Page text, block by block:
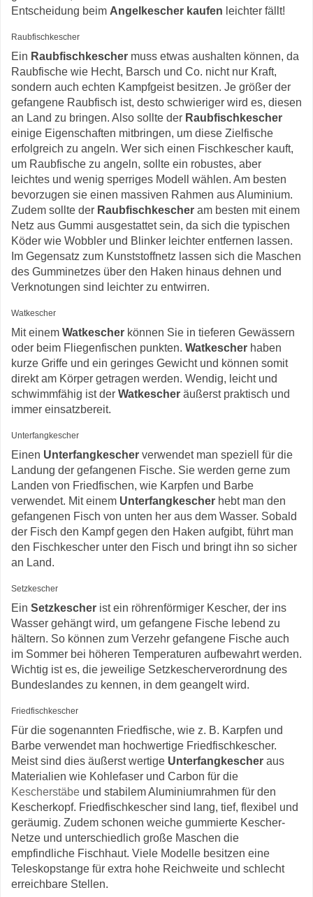
Entscheidung beim Angelkescher kaufen leichter fällt!
Raubfischkescher
Ein Raubfischkescher muss etwas aushalten können, da
Raubfische wie Hecht, Barsch und Co. nicht nur Kraft,
sondern auch echten Kampfgeist besitzen. Je größer der
gefangene Raubfisch ist, desto schwieriger wird es, diesen
an Land zu bringen. Also sollte der Raubfischkescher
einige Eigenschaften mitbringen, um diese Zielfische
erfolgreich zu angeln. Wer sich einen Fischkescher kauft,
um Raubfische zu angeln, sollte ein robustes, aber
leichtes und wenig sperriges Modell wählen. Am besten
bevorzugen sie einen massiven Rahmen aus Aluminium.
Zudem sollte der Raubfischkescher am besten mit einem
Netz aus Gummi ausgestattet sein, da sich die typischen
Köder wie Wobbler und Blinker leichter entfernen lassen.
Im Gegensatz zum Kunststoffnetz lassen sich die Maschen
des Gumminetzes über den Haken hinaus dehnen und
Verknotungen sind leichter zu entwirren.
Watkescher
Mit einem Watkescher können Sie in tieferen Gewässern
oder beim Fliegenfischen punkten. Watkescher haben
kurze Griffe und ein geringes Gewicht und können somit
direkt am Körper getragen werden. Wendig, leicht und
schwimmfähig ist der Watkescher äußerst praktisch und
immer einsatzbereit.
Unterfangkescher
Einen Unterfangkescher verwendet man speziell für die
Landung der gefangenen Fische. Sie werden gerne zum
Landen von Friedfischen, wie Karpfen und Barbe
verwendet. Mit einem Unterfangkescher hebt man den
gefangenen Fisch von unten her aus dem Wasser. Sobald
der Fisch den Kampf gegen den Haken aufgibt, führt man
den Fischkescher unter den Fisch und bringt ihn so sicher
an Land.
Setzkescher
Ein Setzkescher ist ein röhrenförmiger Kescher, der ins
Wasser gehängt wird, um gefangene Fische lebend zu
hältern. So können zum Verzehr gefangene Fische auch
im Sommer bei höheren Temperaturen aufbewahrt werden.
Wichtig ist es, die jeweilige Setzkescherverordnung des
Bundeslandes zu kennen, in dem geangelt wird.
Friedfischkescher
Für die sogenannten Friedfische, wie z. B. Karpfen und
Barbe verwendet man hochwertige Friedfischkescher.
Meist sind dies äußerst wertige Unterfangkescher aus
Materialien wie Kohlefaser und Carbon für die
Kescherstäbe und stabilem Aluminiumrahmen für den
Kescherkopf. Friedfischkescher sind lang, tief, flexibel und
geräumig. Zudem schonen weiche gummierte Kescher-
Netze und unterschiedlich große Maschen die
empfindliche Fischhaut. Viele Modelle besitzen eine
Teleskopstange für extra hohe Reichweite und schlecht
erreichbare Stellen.